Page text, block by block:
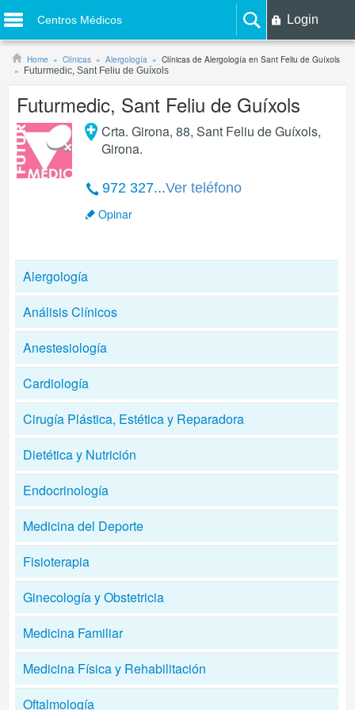
Centros Médicos Login
Home Clínicas Alergología
Clínicas de Alergología en Sant Feliu de Guíxols
Futurmedic, Sant Feliu de Guíxols
Futurmedic, Sant Feliu de Guíxols
Crta. Girona, 88,Sant Feliu de Guíxols,
Girona.
972 327...Ver teléfono
Opinar
Alergología
Análisis Clínicos
Anestesiología
Cardiología
Cirugía Plástica, Estética y Reparadora
Dietética y Nutrición
Endocrinología
Medicina del Deporte
Fisioterapia
Ginecología y Obstetricia
Medicina Familiar
Medicina Física y Rehabilitación
Oftalmología